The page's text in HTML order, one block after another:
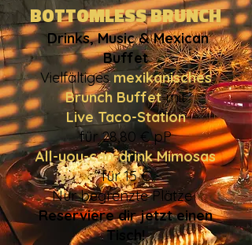
BOTTOMLESS BRUNCH
Drinks, Music & Mexican
Buffet
Vielfältigesmexikanisches
Brunch Buffetmit
Live Taco-Station
für 28,80 € pP
All-you-can-drink Mimosas
für 15 €
​Nur begrenzte Plätze
Reserviere dir jetzt einen
Tisch!